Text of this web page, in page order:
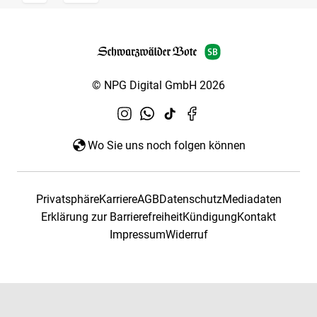
© NPG Digital GmbH 2026
Wo Sie uns noch folgen können
PrivatsphäreKarriereAGBDatenschutzMediadaten
Erklärung zur BarrierefreiheitKündigungKontakt
ImpressumWiderruf